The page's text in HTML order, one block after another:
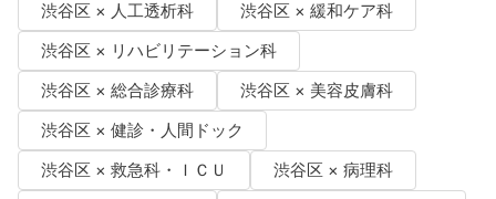
渋谷区 × 人工透析科
渋谷区 × 緩和ケア科
渋谷区 × リハビリテーション科
渋谷区 × 総合診療科
渋谷区 × 美容皮膚科
渋谷区 × 健診・人間ドック
渋谷区 × 救急科・ＩＣＵ
渋谷区 × 病理科